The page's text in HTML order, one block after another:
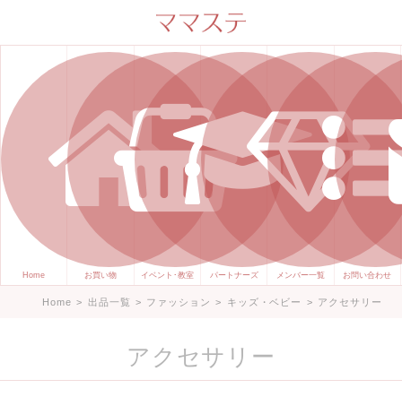
ママのかくれた才能発信します。
手づくり表現ステージ ママステ ハ
ンドメイド（手づくり）やスキル・
センスで表現したいママが集まって
ます。
Home お買い物 イベント･教室 パートナーズ メンバー一覧 お問い合わせ
Home > 出品一覧 > ファッション > キッズ・ベビー > アクセサリー
アクセサリー